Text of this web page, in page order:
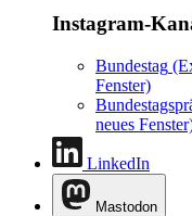
Instagram-
Bundestag
Fenster)
neues
LinkedIn
Mastodon